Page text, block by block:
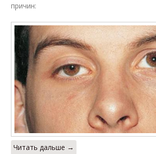
причин:
Читать дальше →